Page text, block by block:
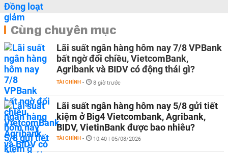
Cùng chuyên mục
Lãi suất ngân hàng hôm nay 7/8 VPBank
bất ngờ đổi chiều, VietcomBank,
Agribank và BIDV có động thái gì?
TÀI CHÍNH - 8 giờ trước
Lãi suất ngân hàng hôm nay 5/8 gửi tiết
kiệm ở Big4 Vietcombank, Agribank,
BIDV, VietinBank được bao nhiêu?
TÀI CHÍNH - 10:40 | 05/08/2026